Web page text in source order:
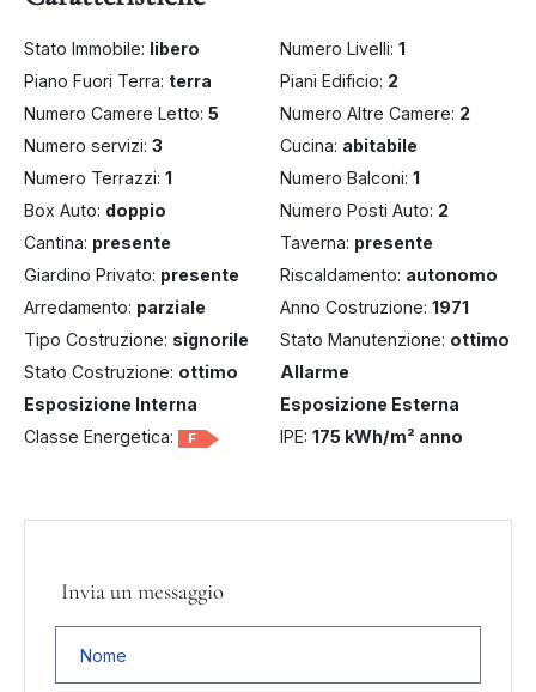
Stato Immobile: libero Numero Livelli: 1
Piano Fuori Terra: terra Piani Edificio: 2
Numero Camere Letto: 5 Numero Altre Camere: 2
Numero servizi: 3 Cucina: abitabile
Numero Terrazzi: 1 Numero Balconi: 1
Box Auto: doppio Numero Posti Auto: 2
Cantina: presente Taverna: presente
Giardino Privato: presente Riscaldamento: autonomo
Arredamento: parziale Anno Costruzione: 1971
Tipo Costruzione: signorile Stato Manutenzione: ottimo
Stato Costruzione: ottimo
Allarme
Esposizione Interna
Esposizione Esterna
Classe Energetica:
F IPE: 175 kWh/m² anno
Invia un messaggio